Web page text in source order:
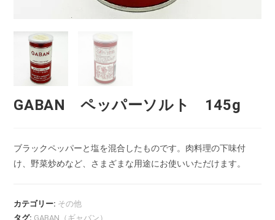
GABAN ペッパーソルト 145g
ブラックペッパーと塩を混合したものです。肉料理の下味付
け、野菜炒めなど、さまざまな用途にお使いいただけます。
カテゴリー: その他
タグ: GABAN（ギャバン）